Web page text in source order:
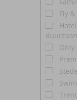
Fly &
Only